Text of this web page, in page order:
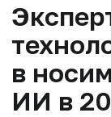
в
ИИ в